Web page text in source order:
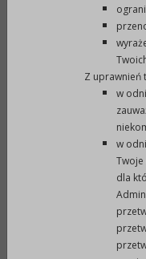
sprawowanie
księgowej
realizację
z ustalonymi
Rodzaj
koszty
koszty
sprzętów
koszty
Z uprawnień
w
w
dla